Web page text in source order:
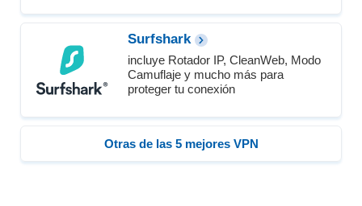
Surfshark
incluye Rotador IP, CleanWeb, Modo
Camuflaje y mucho más para
proteger tu conexión
Otras de las 5 mejores VPN